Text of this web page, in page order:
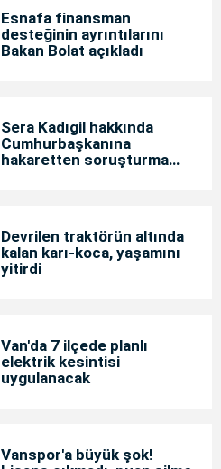
Esnafa finansman
desteğinin ayrıntılarını
Bakan Bolat açıkladı
Sera Kadıgil hakkında
Cumhurbaşkanına
hakaretten soruşturma
Devrilen traktörün altında
kalan karı-koca, yaşamını
yitirdi
Van'da 7 ilçede planlı
elektrik kesintisi
uygulanacak
Vanspor'a büyük şok!